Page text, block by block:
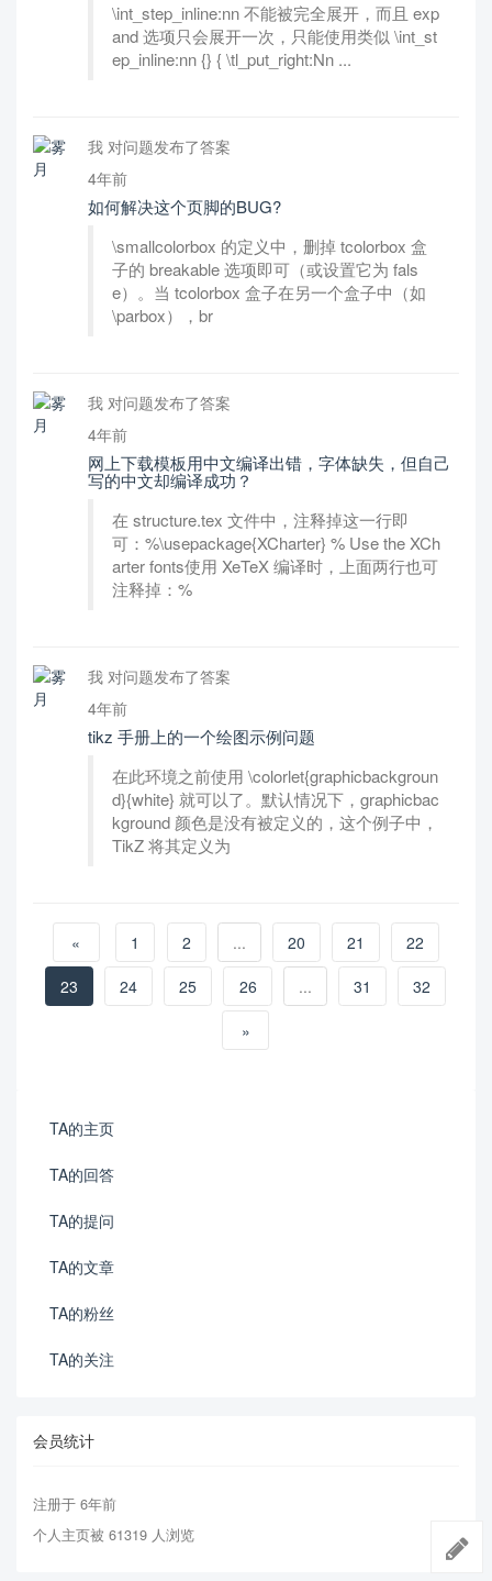
\int_step_inline:nn 不能被完全展开，而且 exp
and 选项只会展开一次，只能使用类似 \int_st
ep_inline:nn {} { \tl_put_right:Nn ...
我 对问题发布了答案
4年前
如何解决这个页脚的BUG?
\smallcolorbox 的定义中，删掉 tcolorbox 盒
子的 breakable 选项即可（或设置它为 fals
e）。当 tcolorbox 盒子在另一个盒子中（如
\parbox），br
我 对问题发布了答案
4年前
网上下载模板用中文编译出错，字体缺失，但自己
写的中文却编译成功？
在 structure.tex 文件中，注释掉这一行即
可：%\usepackage{XCharter} % Use the XCh
arter fonts使用 XeTeX 编译时，上面两行也可
注释掉：%
我 对问题发布了答案
4年前
tikz 手册上的一个绘图示例问题
在此环境之前使用 \colorlet{graphicbackgroun
d}{white} 就可以了。默认情况下，graphicbac
kground 颜色是没有被定义的，这个例子中，
TikZ 将其定义为
« 1 2 ... 20 21
22
23
24 25 26 ... 31
32
»
TA的主页
TA的回答
TA的提问
TA的文章
TA的粉丝
TA的关注
会员统计
注册于 6年前
个人主页被 61319 人浏览